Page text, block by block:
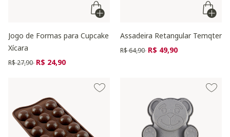
Jogo de Formas para Cupcake
Xícara
Preço reduzido de
R$ 27,90 para
R$ 24,90
Assadeira Retangular Temqter
Preço reduzido de
R$ 64,90 para
R$ 49,90